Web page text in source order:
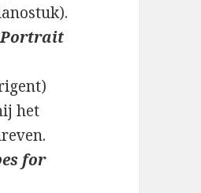
Portrait
het
for